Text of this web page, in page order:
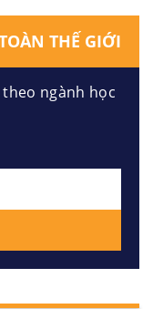
THẾ GIỚI
theo ngành học